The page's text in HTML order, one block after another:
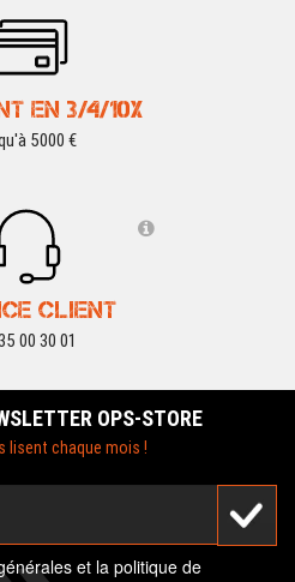
EN 3/4/10X
5000 €
CLIENT
00 30 01
OPS-STORE
lisent chaque mois !
et lapolitique de